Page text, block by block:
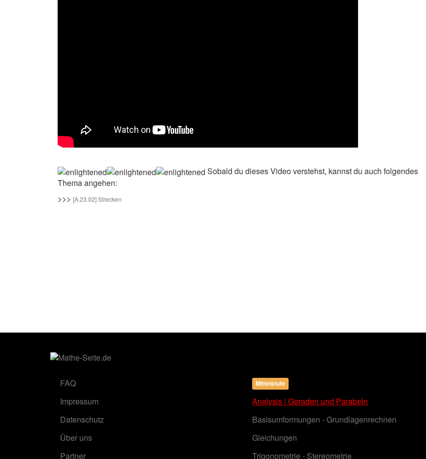
Sobald du dieses Video verstehst, kannst du auch folgendes
Thema angehen:
>>> [A.23.02] Strecken
FAQ
Impressum
Datenschutz
Über uns
Partner
Mittelstufe
Analysis | Geraden und Parabeln
Basisumformungen - Grundlagenrechnen
Gleichungen
Trigonometrie - Stereometrie